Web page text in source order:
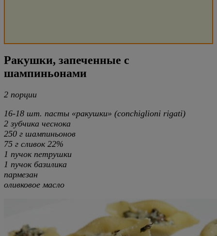
Ракушки, запеченные с
шампиньонами
2 порции
16-18 шт. пасты «ракушки» (conchiglioni rigati)
2 зубчика чеснока
250 г шампиньонов
75 г сливок 22%
1 пучок петрушки
1 пучок базилика
пармезан
оливковое масло